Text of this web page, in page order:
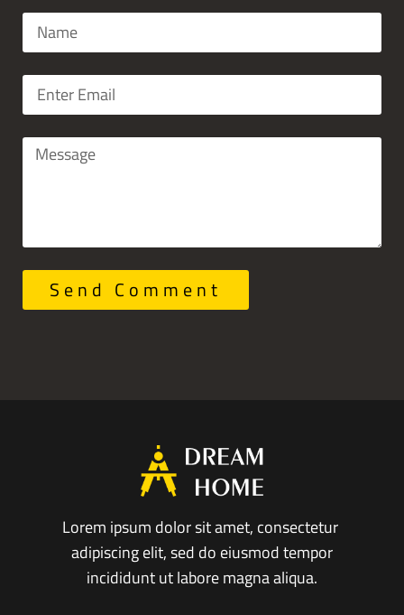
Send Comment
Lorem ipsum dolor sit amet, consectetur
adipiscing elit, sed do eiusmod tempor
incididunt ut labore magna aliqua.